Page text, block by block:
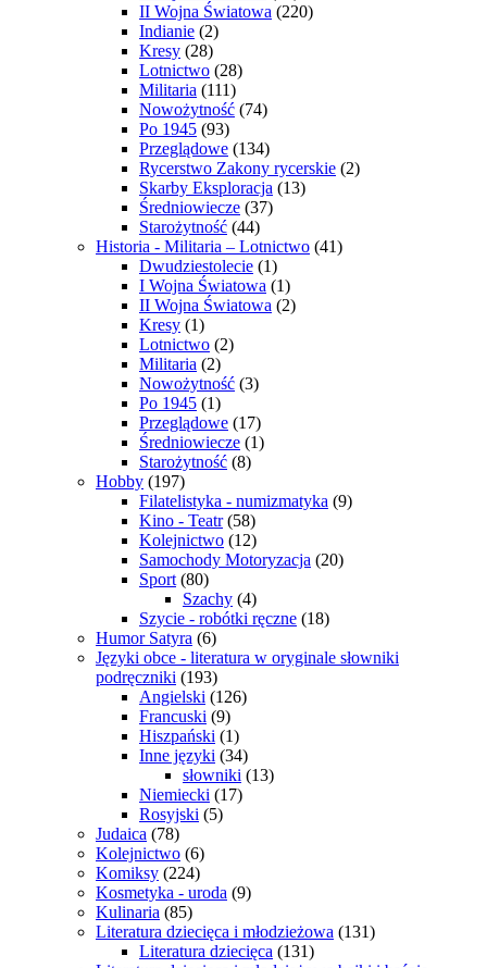
II Wojna Światowa (220)
Indianie (2)
Kresy (28)
Lotnictwo (28)
Militaria (111)
Nowożytność (74)
Po 1945 (93)
Przeglądowe (134)
Rycerstwo Zakony rycerskie (2)
Skarby Eksploracja (13)
Średniowiecze (37)
Starożytność (44)
Historia - Militaria – Lotnictwo (41)
Dwudziestolecie (1)
I Wojna Światowa (1)
II Wojna Światowa (2)
Kresy (1)
Lotnictwo (2)
Militaria (2)
Nowożytność (3)
Po 1945 (1)
Przeglądowe (17)
Średniowiecze (1)
Starożytność (8)
Hobby (197)
Filatelistyka - numizmatyka (9)
Kino - Teatr (58)
Kolejnictwo (12)
Samochody Motoryzacja (20)
Sport (80)
Szachy (4)
Szycie - robótki ręczne (18)
Humor Satyra (6)
Języki obce - literatura w oryginale słowniki
podręczniki (193)
Angielski (126)
Francuski (9)
Hiszpański (1)
Inne języki (34)
słowniki (13)
Niemiecki (17)
Rosyjski (5)
Judaica (78)
Kolejnictwo (6)
Komiksy (224)
Kosmetyka - uroda (9)
Kulinaria (85)
Literatura dziecięca i młodzieżowa (131)
Literatura dziecięca (131)